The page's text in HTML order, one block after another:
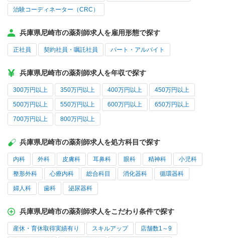
治験コーディネーター（CRC）
兵庫県尼崎市の薬剤師求人を雇用形態で探す
正社員 契約社員・嘱託社員 パート・アルバイト
兵庫県尼崎市の薬剤師求人を年収で探す
300万円以上 350万円以上 400万円以上 450万円以上
500万円以上 550万円以上 600万円以上 650万円以上
700万円以上 800万円以上
兵庫県尼崎市の薬剤師求人を処方科目で探す
内科 外科 皮膚科 耳鼻科 眼科 精神科 小児科
整形外科 心療内科 総合科目 消化器科 循環器科
婦人科 歯科 泌尿器科
兵庫県尼崎市の薬剤師求人をこだわり条件で探す
産休・育休取得実績有り スキルアップ 店舗数1～9